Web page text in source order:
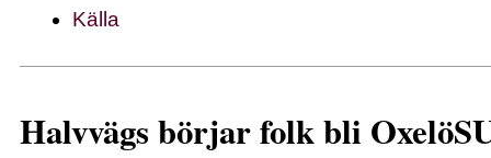
Källa
Halvvägs börjar folk bli